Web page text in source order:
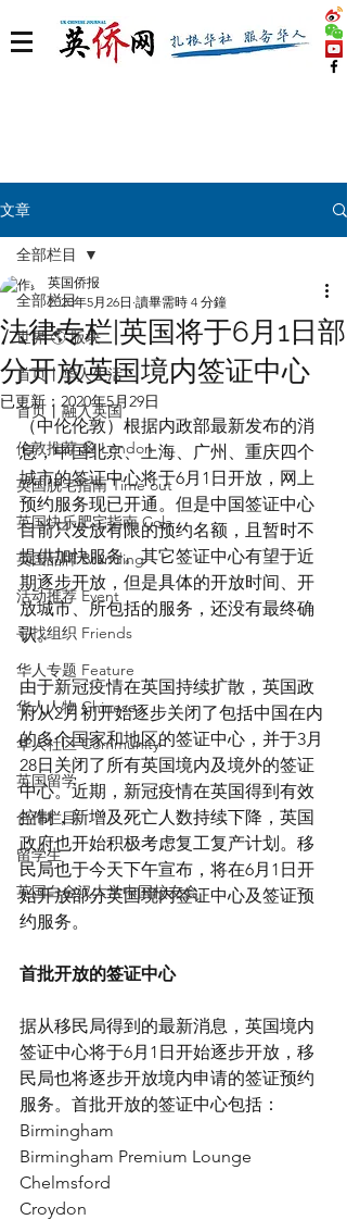
文章
全部栏目
世界 🌎 版块
首页丨华人生活
首页丨融入英国
伦敦推荐 🎡 London
英国脱宅指南 Time out
英国快乐肥宅指南 Cola
英国品牌 Branding
活动推荐 Event
寻找组织 Friends
华人专题 Feature
华人人物 Chinese
华人社区 Community
英国留学
合作栏目
留学生
英国白金汉大学中国校友会
全部栏目
法律专栏|英国将于6月1日部
分开放英国境内签证中心
英国侨报
2020年5月26日 讀畢需時 4 分鐘
已更新： 2020年5月29日
（中伦伦敦）根据内政部最新发布的消
息，中国北京、上海、广州、重庆四个
城市的签证中心将于6月1日开放，网上
预约服务现已开通。但是中国签证中心
目前只发放有限的预约名额，且暂时不
提供加快服务。其它签证中心有望于近
期逐步开放，但是具体的开放时间、开
放城市、所包括的服务，还没有最终确
认。
由于新冠疫情在英国持续扩散，英国政
府从2月初开始逐步关闭了包括中国在内
的多个国家和地区的签证中心，并于3月
28日关闭了所有英国境内及境外的签证
中心。近期，新冠疫情在英国得到有效
控制，新增及死亡人数持续下降，英国
政府也开始积极考虑复工复产计划。移
民局也于今天下午宣布，将在6月1日开
始开放部分英国境内签证中心及签证预
约服务。
首批开放的签证中心
据从移民局得到的最新消息，英国境内
签证中心将于6月1日开始逐步开放，移
民局也将逐步开放境内申请的签证预约
服务。首批开放的签证中心包括：
Birmingham
Birmingham Premium Lounge
Chelmsford
Croydon